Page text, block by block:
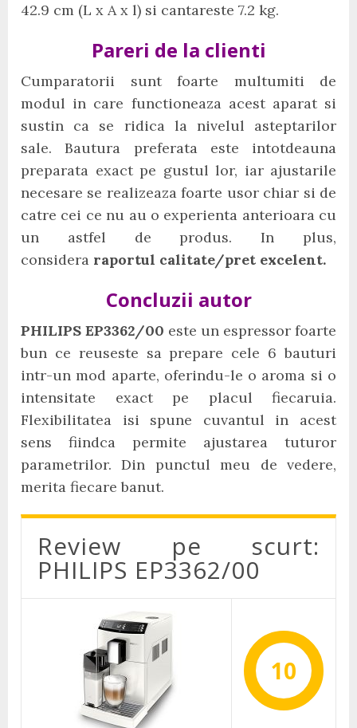
42.9 cm (L x A x l) si cantareste 7.2 kg.
Pareri de la clienti
Cumparatorii sunt foarte multumiti de
modul in care functioneaza acest aparat si
sustin ca se ridica la nivelul asteptarilor
sale. Bautura preferata este intotdeauna
preparata exact pe gustul lor, iar ajustarile
necesare se realizeaza foarte usor chiar si de
catre cei ce nu au o experienta anterioara cu
un astfel de produs. In plus,
considera raportul calitate/pret excelent.
Concluzii autor
PHILIPS EP3362/00 este un espressor foarte
bun ce reuseste sa prepare cele 6 bauturi
intr-un mod aparte, oferindu-le o aroma si o
intensitate exact pe placul fiecaruia.
Flexibilitatea isi spune cuvantul in acest
sens fiindca permite ajustarea tuturor
parametrilor. Din punctul meu de vedere,
merita fiecare banut.
Review pe scurt:
PHILIPS EP3362/00
10